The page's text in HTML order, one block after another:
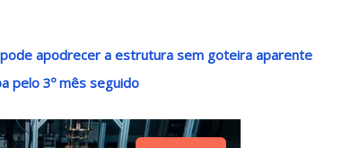
apodrecer a estrutura sem goteira aparente
pelo 3º mês seguido